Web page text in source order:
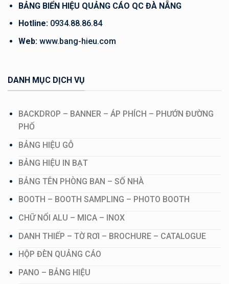
BẢNG BIỂN HIỆU QUẢNG CÁO QC ĐÀ NẴNG
Hotline:0934.88.86.84
Web:www.bang-hieu.com
DANH MỤC DỊCH VỤ
BACKDROP – BANNER – ÁP PHÍCH – PHƯỚN ĐƯỜNG
PHỐ
BẢNG HIỆU GỖ
BẢNG HIỆU IN BẠT
BẢNG TÊN PHÒNG BAN – SỐ NHÀ
BOOTH – BOOTH SAMPLING – PHOTO BOOTH
CHỮ NỔI ALU – MICA – INOX
DANH THIẾP – TỜ RƠI – BROCHURE – CATALOGUE
HỘP ĐÈN QUẢNG CÁO
PANO – BẢNG HIỆU